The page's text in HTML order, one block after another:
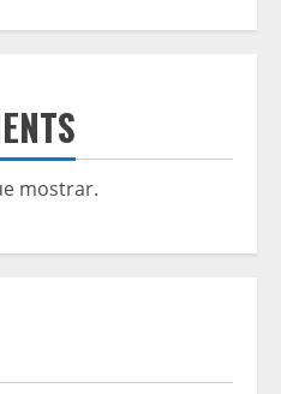
mostrar.